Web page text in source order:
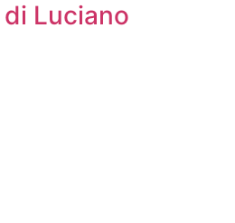
Luciano